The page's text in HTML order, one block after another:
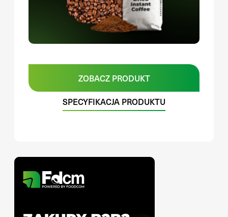
ZOBACZ PRODUKT
SPECYFIKACJA PRODUKTU